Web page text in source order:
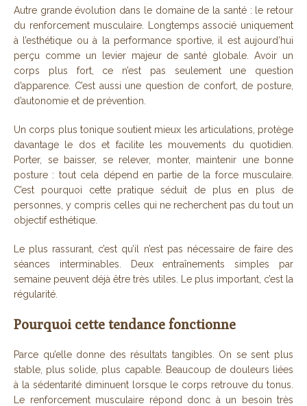
Autre grande évolution dans le domaine de la santé : le retour
du renforcement musculaire. Longtemps associé uniquement
à l’esthétique ou à la performance sportive, il est aujourd’hui
perçu comme un levier majeur de santé globale. Avoir un
corps plus fort, ce n’est pas seulement une question
d’apparence. C’est aussi une question de confort, de posture,
d’autonomie et de prévention.
Un corps plus tonique soutient mieux les articulations, protège
davantage le dos et facilite les mouvements du quotidien.
Porter, se baisser, se relever, monter, maintenir une bonne
posture : tout cela dépend en partie de la force musculaire.
C’est pourquoi cette pratique séduit de plus en plus de
personnes, y compris celles qui ne recherchent pas du tout un
objectif esthétique.
Le plus rassurant, c’est qu’il n’est pas nécessaire de faire des
séances interminables. Deux entraînements simples par
semaine peuvent déjà être très utiles. Le plus important, c’est la
régularité.
Pourquoi cette tendance fonctionne
Parce qu’elle donne des résultats tangibles. On se sent plus
stable, plus solide, plus capable. Beaucoup de douleurs liées
à la sédentarité diminuent lorsque le corps retrouve du tonus.
Le renforcement musculaire répond donc à un besoin très